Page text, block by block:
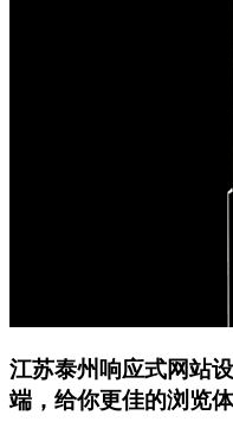
江苏泰州响应式网站
端，给你更佳的浏览